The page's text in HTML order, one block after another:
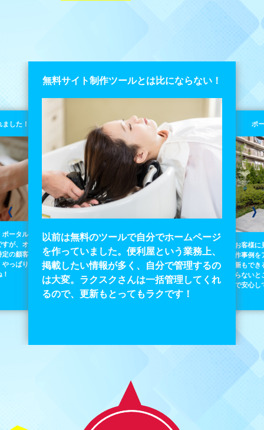
比にならない！
でホームページ
という業務上、
分で管理するの
括管理してくれ
クです！
お客様に見ていただけるように、過去の製
作事例をアルバムにしています。自分で更
新もできるので、とても使いやすい！わか
らないところはアドバイスもしてくれるの
❬ ❭